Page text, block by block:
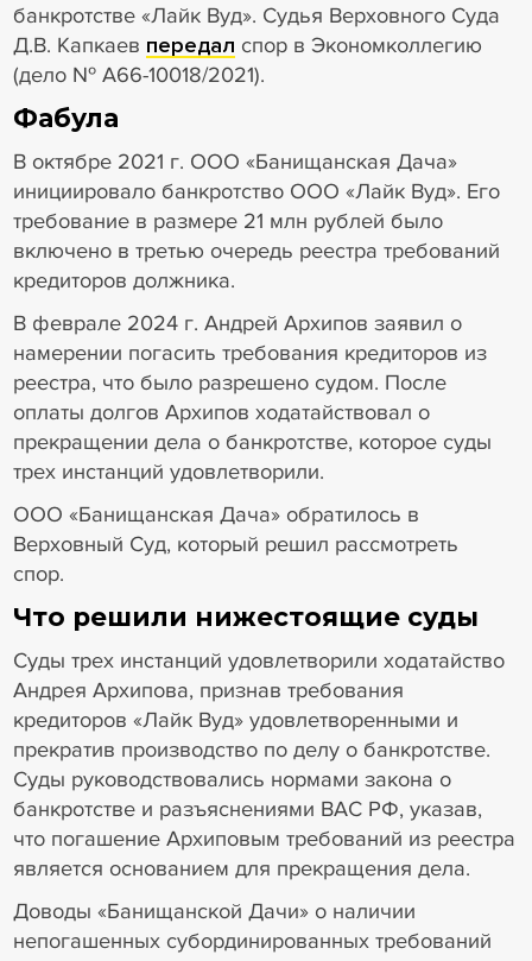
банкротстве «Лайк Вуд». Судья Верховного Суда
Д.В. Капкаев передал спор в Экономколлегию
(дело № А66-10018/2021).
Фабула
В октябре 2021 г. ООО «Банищанская Дача»
инициировало банкротство ООО «Лайк Вуд». Его
требование в размере 21 млн рублей было
включено в третью очередь реестра требований
кредиторов должника.
В феврале 2024 г. Андрей Архипов заявил о
намерении погасить требования кредиторов из
реестра, что было разрешено судом. После
оплаты долгов Архипов ходатайствовал о
прекращении дела о банкротстве, которое суды
трех инстанций удовлетворили.
ООО «Банищанская Дача» обратилось в
Верховный Суд, который решил рассмотреть
спор.
Что решили нижестоящие суды
Суды трех инстанций удовлетворили ходатайство
Андрея Архипова, признав требования
кредиторов «Лайк Вуд» удовлетворенными и
прекратив производство по делу о банкротстве.
Суды руководствовались нормами закона о
банкротстве и разъяснениями ВАС РФ, указав,
что погашение Архиповым требований из реестра
является основанием для прекращения дела.
Доводы «Банищанской Дачи» о наличии
непогашенных субординированных требований